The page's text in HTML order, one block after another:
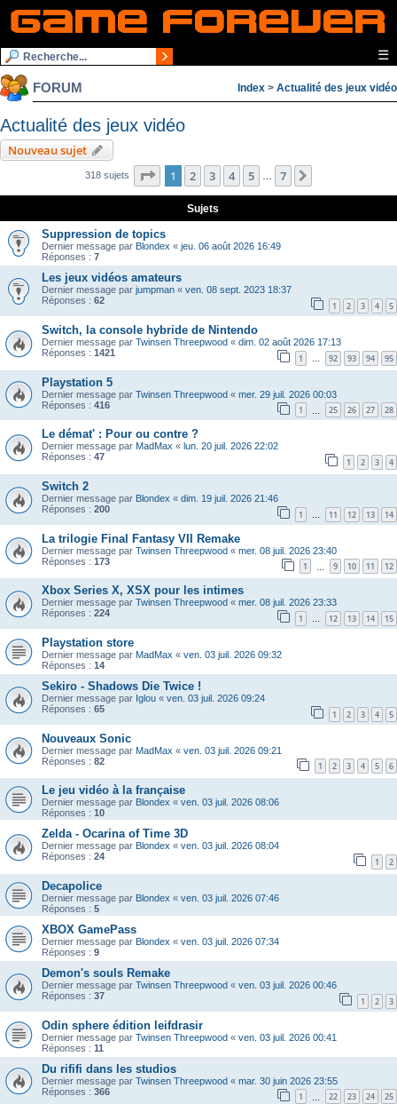
☰
FORUM Index > Actualité des jeux vidéo
Actualité des jeux vidéo
Nouveau sujet
318 sujets Page 1sur7
1 2 3 4 5 … 7
Sujets
Suppression de topics
Dernier message par Blondex « jeu. 06 août 2026 16:49
Réponses : 7
Les jeux vidéos amateurs
Dernier message par jumpman « ven. 08 sept. 2023 18:37
Réponses : 62 1 2 3 4 5
Switch, la console hybride de Nintendo
Dernier message par Twinsen Threepwood « dim. 02 août 2026 17:13
Réponses : 1421 1 … 92 93 94 95
Playstation 5
Dernier message par Twinsen Threepwood « mer. 29 juil. 2026 00:03
Réponses : 416 1 25 26 27 28
Le démat' : Pour ou contre ?
Dernier message par MadMax « lun. 20 juil. 2026 22:02
Réponses : 47 1 2 3 4
Switch 2
Dernier message par Blondex « dim. 19 juil. 2026 21:46
Réponses : 200 1 … 11 12 13 14
La trilogie Final Fantasy VII Remake
Dernier message par Twinsen Threepwood « mer. 08 juil. 2026 23:40
Réponses : 173 1 9 10 11 12
Xbox Series X, XSX pour les intimes
Dernier message par Twinsen Threepwood « mer. 08 juil. 2026 23:33
Réponses : 224 1 … 12 13 14 15
Playstation store
Dernier message par MadMax « ven. 03 juil. 2026 09:32
Réponses : 14
Sekiro - Shadows Die Twice !
Dernier message par Iglou « ven. 03 juil. 2026 09:24
Réponses : 65 1 2 3 4 5
Nouveaux Sonic
Dernier message par MadMax « ven. 03 juil. 2026 09:21
Réponses : 82 1 2 3 4 5 6
Le jeu vidéo à la française
Dernier message par Blondex « ven. 03 juil. 2026 08:06
Réponses : 10
Zelda - Ocarina of Time 3D
Dernier message par Blondex « ven. 03 juil. 2026 08:04
Réponses : 24 1 2
Decapolice
Dernier message par Blondex « ven. 03 juil. 2026 07:46
Réponses : 5
XBOX GamePass
Dernier message par Blondex « ven. 03 juil. 2026 07:34
Réponses : 9
Demon's souls Remake
Dernier message par Twinsen Threepwood « ven. 03 juil. 2026 00:46
Réponses : 37 1 2 3
Odin sphere édition leifdrasir
Dernier message par Twinsen Threepwood « ven. 03 juil. 2026 00:41
Réponses : 11
Du rififi dans les studios
Dernier message par Twinsen Threepwood « mar. 30 juin 2026 23:55
Réponses : 366 1 22 23 24 25